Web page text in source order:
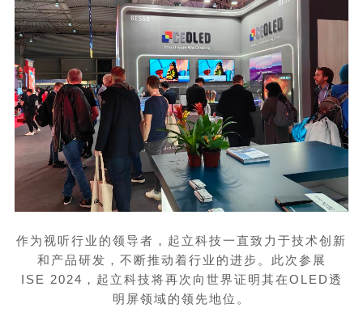
作为视听行业的领导者，起立科技一直致力于技术创新
和产品研发，不断推动着行业的进步。此次参展
ISE 2024 ，起立科技将再次向世界证明其在OLED透
明屏领域的领先地位。